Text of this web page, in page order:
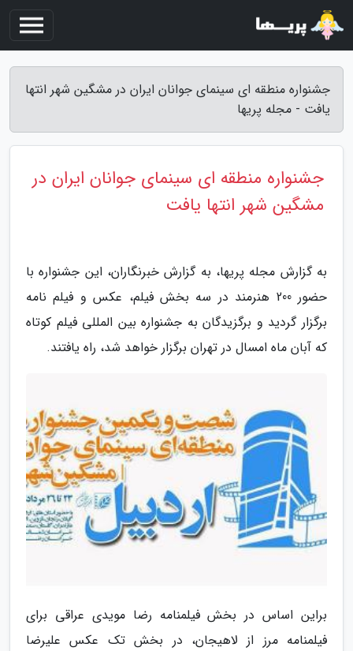
جشنواره منطقه ای سینمای جوانان ایران در مشگین شهر انتها
یافت - مجله پریها
جشنواره منطقه ای سینمای جوانان ایران در
مشگین شهر انتها یافت
به گزارش مجله پریها، به گزارش خبرنگاران، این جشنواره با
حضور 200 هنرمند در سه بخش فیلم، عکس و فیلم نامه
برگزار گردید و برگزیدگان به جشنواره بین المللی فیلم کوتاه
که آبان ماه امسال در تهران برگزار خواهد شد، راه یافتند.
براین اساس در بخش فیلمنامه رضا مویدی عراقی برای
فیلمنامه مرز از لاهیجان، در بخش تک عکس علیرضا